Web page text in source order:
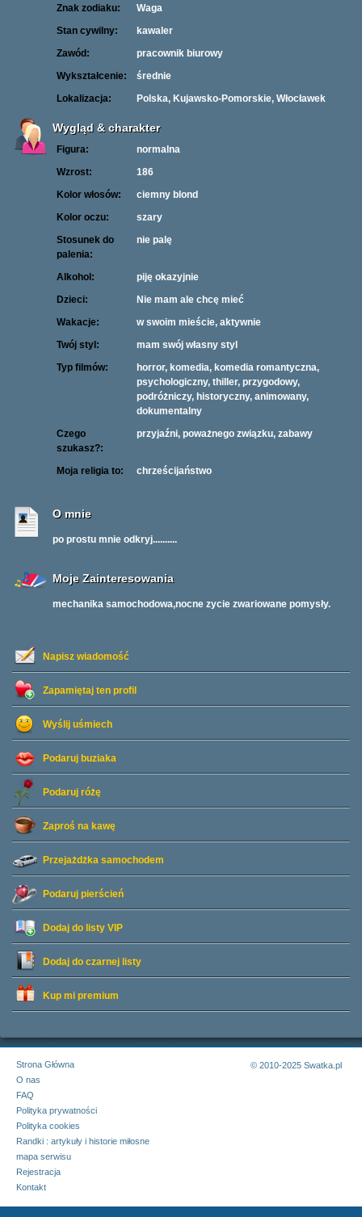
Napisz wiadomość
Zapamiętaj ten profil
Wyślij uśmiech
Podaruj buziaka
Podaruj różę
Zaproś na kawę
Przejażdżka samochodem
Podaruj pierścień
Dodaj do listy VIP
Dodaj do czarnej listy
Kup mi premium
Znak zodiaku:
Waga
Stan cywilny:
kawaler
Zawód:
pracownik biurowy
Wykształcenie:
średnie
Lokalizacja:
Polska, Kujawsko-Pomorskie, Włocławek
Wygląd & charakter
Figura:
normalna
Wzrost:
186
Kolor włosów:
ciemny blond
Kolor oczu:
szary
Stosunek do
palenia:
nie palę
Alkohol:
piję okazyjnie
Dzieci:
Nie mam ale chcę mieć
Wakacje:
w swoim mieście, aktywnie
Twój styl:
mam swój własny styl
Typ filmów:
horror, komedia, komedia romantyczna,
psychologiczny, thiller, przygodowy,
podróżniczy, historyczny, animowany,
dokumentalny
Czego
szukasz?:
przyjaźni, poważnego związku, zabawy
Moja religia to: chrześcijaństwo
O mnie
po prostu mnie odkryj..........
Moje Zainteresowania
mechanika samochodowa,nocne zycie zwariowane pomysły.
Strona Główna
O nas
FAQ
Polityka prywatności
Polityka cookies
Randki : artykuły i historie miłosne
mapa serwisu
Rejestracja
Kontakt
© 2010-2025 Swatka.pl